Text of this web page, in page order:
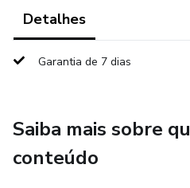
Detalhes
Garantia de 7 dias
Saiba mais sobre
conteúdo